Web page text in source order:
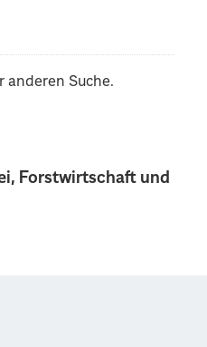
Forstwirtschaft und
anderen Suche.